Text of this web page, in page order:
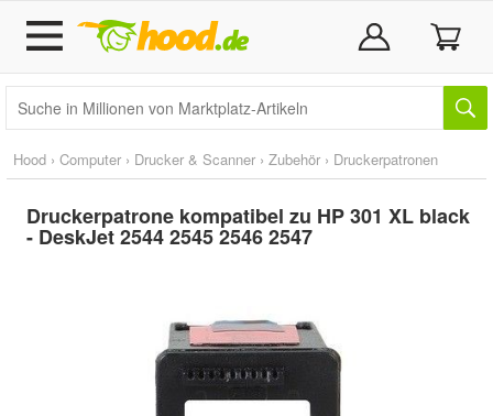
Hood › Computer › Drucker & Scanner › Zubehör › Druckerpatronen
Druckerpatrone kompatibel zu HP 301 XL black
- DeskJet 2544 2545 2546 2547